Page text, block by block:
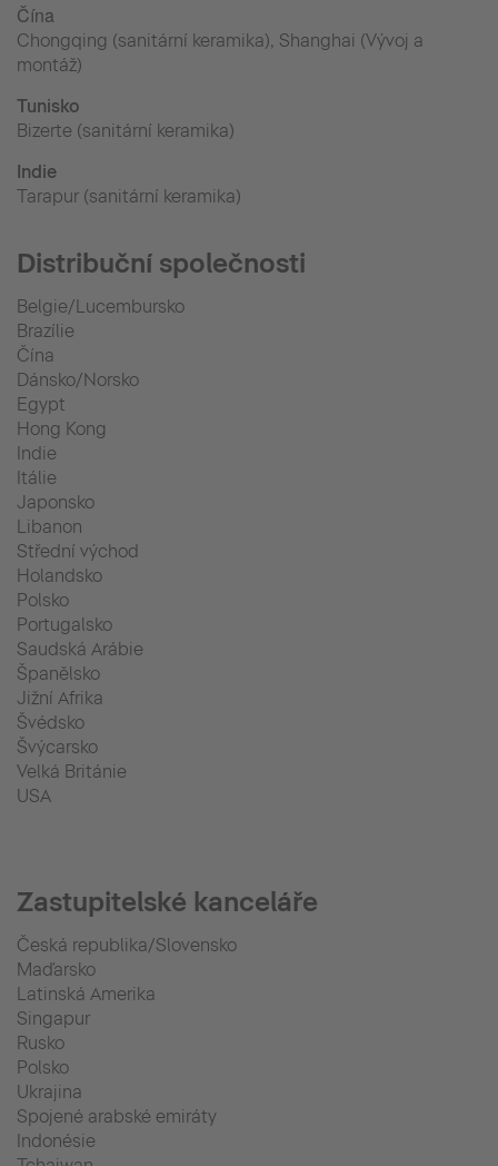
Čína
Chongqing (sanitární keramika), Shanghai (Vývoj a
montáž)
Tunisko
Bizerte (sanitární keramika)
Indie
Tarapur (sanitární keramika)
Distribuční společnosti
Belgie/Lucembursko
Brazílie
Čína
Dánsko/Norsko
Egypt
Hong Kong
Indie
Itálie
Japonsko
Libanon
Střední východ
Holandsko
Polsko
Portugalsko
Saudská Arábie
Španělsko
Jižní Afrika
Švédsko
Švýcarsko
Velká Británie
USA
Zastupitelské kanceláře
Česká republika/Slovensko
Maďarsko
Latinská Amerika
Singapur
Rusko
Polsko
Ukrajina
Spojené arabské emiráty
Indonésie